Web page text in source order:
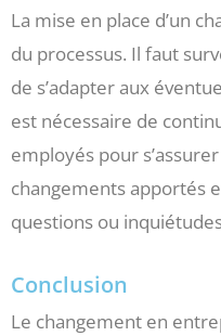
La mise en place d’un
du processus. Il faut
de s’adapter aux
est nécessaire de
employés pour s’assurer
changements apportés
questions ou
Conclusion
Le changement en